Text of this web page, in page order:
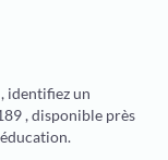
, identifiez un
, disponible près